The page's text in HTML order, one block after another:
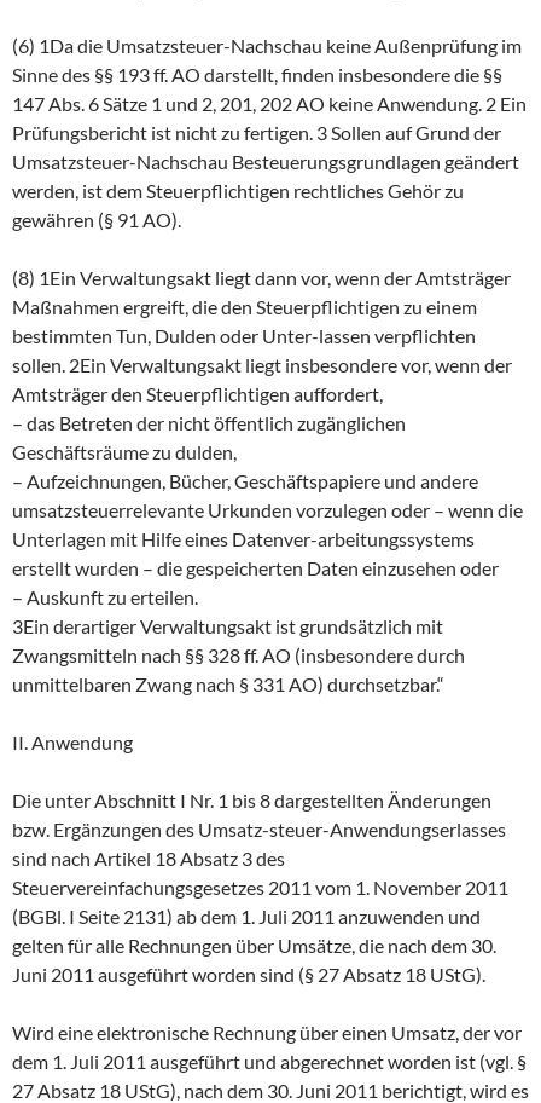
(6) 1Da die Umsatzsteuer-Nachschau keine Außenprüfung im
Sinne des §§ 193 ff. AO darstellt, finden insbesondere die §§
147 Abs. 6 Sätze 1 und 2, 201, 202 AO keine Anwendung. 2 Ein
Prüfungsbericht ist nicht zu fertigen. 3 Sollen auf Grund der
Umsatzsteuer-Nachschau Besteuerungsgrundlagen geändert
werden, ist dem Steuerpflichtigen rechtliches Gehör zu
gewähren (§ 91 AO).
(8) 1Ein Verwaltungsakt liegt dann vor, wenn der Amtsträger
Maßnahmen ergreift, die den Steuerpflichtigen zu einem
bestimmten Tun, Dulden oder Unter-lassen verpflichten
sollen. 2Ein Verwaltungsakt liegt insbesondere vor, wenn der
Amtsträger den Steuerpflichtigen auffordert,
– das Betreten der nicht öffentlich zugänglichen
Geschäftsräume zu dulden,
– Aufzeichnungen, Bücher, Geschäftspapiere und andere
umsatzsteuerrelevante Urkunden vorzulegen oder – wenn die
Unterlagen mit Hilfe eines Datenver-arbeitungssystems
erstellt wurden – die gespeicherten Daten einzusehen oder
– Auskunft zu erteilen.
3Ein derartiger Verwaltungsakt ist grundsätzlich mit
Zwangsmitteln nach §§ 328 ff. AO (insbesondere durch
unmittelbaren Zwang nach § 331 AO) durchsetzbar.“
II. Anwendung
Die unter Abschnitt I Nr. 1 bis 8 dargestellten Änderungen
bzw. Ergänzungen des Umsatz-steuer-Anwendungserlasses
sind nach Artikel 18 Absatz 3 des
Steuervereinfachungsgesetzes 2011 vom 1. November 2011
(BGBl. I Seite 2131) ab dem 1. Juli 2011 anzuwenden und
gelten für alle Rechnungen über Umsätze, die nach dem 30.
Juni 2011 ausgeführt worden sind (§ 27 Absatz 18 UStG).
Wird eine elektronische Rechnung über einen Umsatz, der vor
dem 1. Juli 2011 ausgeführt und abgerechnet worden ist (vgl. §
27 Absatz 18 UStG), nach dem 30. Juni 2011 berichtigt, wird es